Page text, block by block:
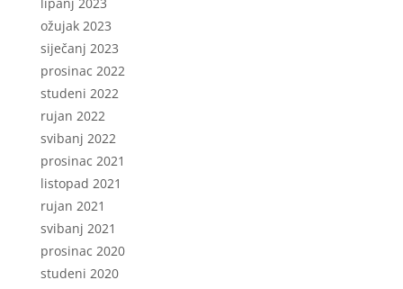
ožujak 2023
siječanj 2023
prosinac 2022
studeni 2022
rujan 2022
svibanj 2022
prosinac 2021
listopad 2021
rujan 2021
svibanj 2021
prosinac 2020
studeni 2020